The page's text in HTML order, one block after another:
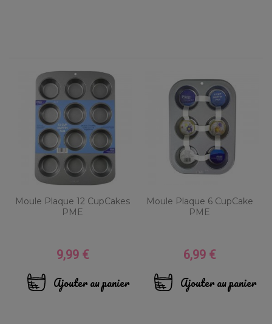
Moule Plaque 12 CupCakes
PME
Prix
9,99 €
Ajouter au panier
Moule Plaque 6 CupCake
PME
Prix
6,99 €
Ajouter au panier